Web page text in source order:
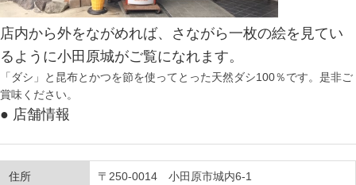
店内から外をながめれば、さながら一枚の絵を見てい
るように小田原城がご覧になれます。
「ダシ」と昆布とかつを節を使ってとった天然ダシ100％です。是非ご
賞味ください。
● 店舗情報
住所 〒250-0014 小田原市城内6-1